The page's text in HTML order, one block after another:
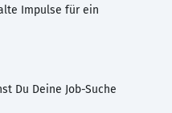
Impulse für ein
Du Deine Job-Suche